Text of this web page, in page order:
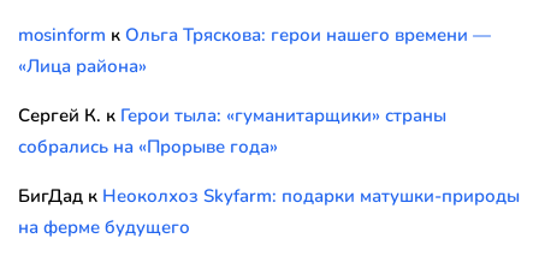
mosinform к Ольга Тряскова: герои нашего времени —
«Лица района»
Сергей К. к Герои тыла: «гуманитарщики» страны
собрались на «Прорыве года»
БигДад к Неоколхоз Skyfarm: подарки матушки-природы
на ферме будущего